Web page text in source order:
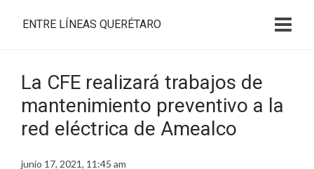
ENTRE LÍNEAS QUERÉTARO
La CFE realizará trabajos de
mantenimiento preventivo a la
red eléctrica de Amealco
junio 17, 2021, 11:45 am